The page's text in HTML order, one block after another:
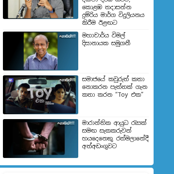
කොළඹ තදාසන්න
දුම්රිය මාර්ග විදුලියනය
කිරීම ඊළඟ​ට
මහාචාර්ය විමල්
දිසානායක සමුගනී
සමාජයේ කවුරුත් කතා
නොකරන පැත්තක් ගැන
කතා කරන “Toy එක”
මාරාන්තික ආයුධ රැසක්
සමඟ සැකකරුවන්
හයදෙනෙකු රත්මලානේදී
අත්අඩංගුවට